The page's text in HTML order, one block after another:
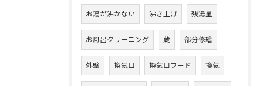
お湯が沸かない 沸き上げ 残湯量
お風呂クリーニング 蔵 部分修繕
外壁 換気口 換気口フード 換気